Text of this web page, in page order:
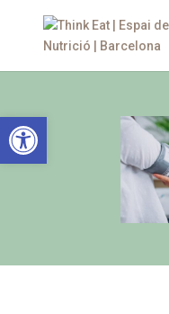
Obre la barra d'eines